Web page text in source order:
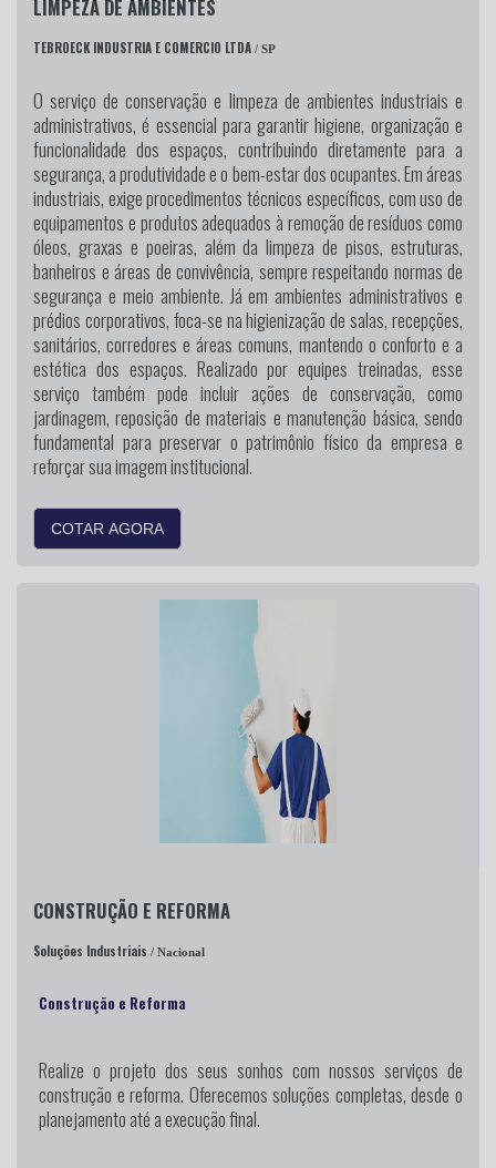
LIMPEZA DE AMBIENTES
TEBROECK INDUSTRIA E COMERCIO LTDA / SP
O serviço de conservação e limpeza de ambientes industriais e
administrativos, é essencial para garantir higiene, organização e
funcionalidade dos espaços, contribuindo diretamente para a
segurança, a produtividade e o bem-estar dos ocupantes. Em áreas
industriais, exige procedimentos técnicos específicos, com uso de
equipamentos e produtos adequados à remoção de resíduos como
óleos, graxas e poeiras, além da limpeza de pisos, estruturas,
banheiros e áreas de convivência, sempre respeitando normas de
segurança e meio ambiente. Já em ambientes administrativos e
prédios corporativos, foca-se na higienização de salas, recepções,
sanitários, corredores e áreas comuns, mantendo o conforto e a
estética dos espaços. Realizado por equipes treinadas, esse
serviço também pode incluir ações de conservação, como
jardinagem, reposição de materiais e manutenção básica, sendo
fundamental para preservar o patrimônio físico da empresa e
reforçar sua imagem institucional.
COTAR AGORA
CONSTRUÇÃO E REFORMA
Soluções Industriais / Nacional
Construção e Reforma
Realize o projeto dos seus sonhos com nossos serviços de
construção e reforma. Oferecemos soluções completas, desde o
planejamento até a execução final.